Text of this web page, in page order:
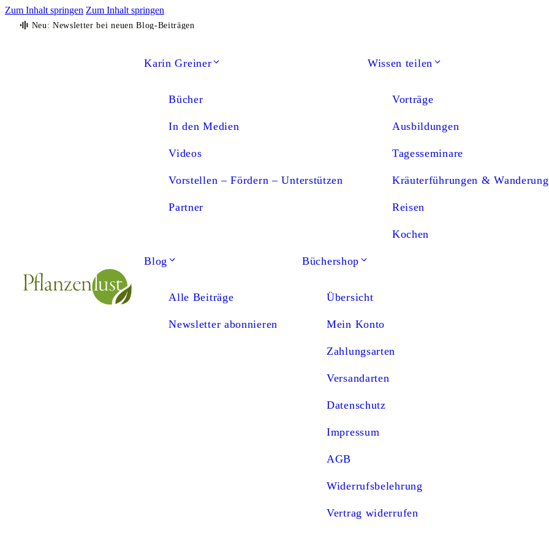
Zum Inhalt springen Zum Inhalt springen
Neu: Newsletter bei neuen Blog-Beiträgen
Karin Greiner
Bücher
In den Medien
Videos
Vorstellen – Fördern – Unterstützen
Partner
Wissen teilen
Vorträge
Ausbildungen
Tagesseminare
Kräuterführungen &
Reisen
Kochen
Blog
Alle Beiträge
Newsletter abonnieren
Büchershop
Übersicht
Mein Konto
Zahlungsarten
Versandarten
Datenschutz
Impressum
AGB
Widerrufsbelehrung
Vertrag widerrufen